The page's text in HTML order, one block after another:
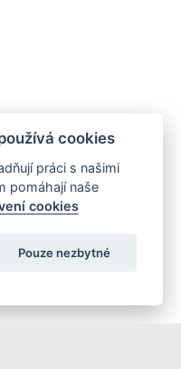
cookies
práci s našimi
pomáhají naše
cookies
Pouze nezbytné